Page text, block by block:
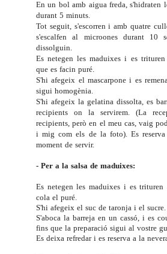
En un bol amb aigua freda, s'hidraten
durant 5 minuts.
Tot seguit, s'escorren i amb quatre
s'escalfen al microones durant 10
dissolguin.
Es netegen les maduixes i es
que es facin puré.
S'hi afegeix el mascarpone i es
sigui homogènia.
S'hi afegeix la gelatina dissolta, es
recipients on la servirem. (La
recipients, però en el meu cas, vaig
i mig com els de la foto). Es
moment de servir.
- Per a la salsa de maduixes:
Es netegen les maduixes i es
cola el puré.
S'hi afegeix el suc de taronja i el sucre.
S'aboca la barreja en un cassó, i es
fins que la preparació sigui al vostre
Es deixa refredar i es reserva a la